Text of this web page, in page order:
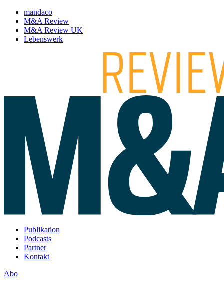
mandaco
M&A Review
M&A Review UK
Lebenswerk
Publikation
Podcasts
Partner
Kontakt
Abo